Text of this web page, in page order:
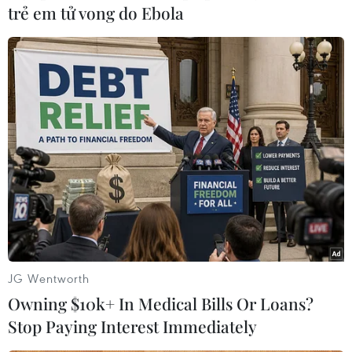
#Ấn Độ #Biểu tình #Phong tỏa
#Ma túy
#Tình dục
Ấn Độ
Theo dõi VietnamPlus
trẻ em tử vong do Ebola
JG Wentworth
Owning $10k+ In Medical Bills Or Loans?
Stop Paying Interest Immediately